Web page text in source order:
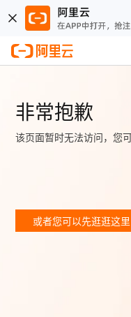
非常抱歉
该页面暂时无法访问，您
或者您可以先逛逛这